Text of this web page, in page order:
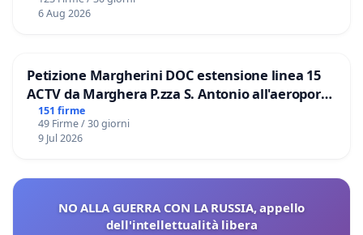
6 Aug 2026
Petizione Margherini DOC estensione linea 15
ACTV da Marghera P.zza S. Antonio all'aeroporto
Marco Polo tariffa a € 1,50
151 firme
49 Firme / 30 giorni
9 Jul 2026
NO ALLA GUERRA CON LA RUSSIA, appello
dell'intellettualità libera